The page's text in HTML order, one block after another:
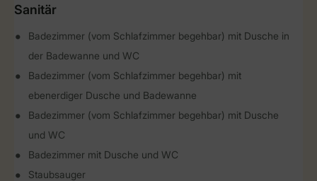
Sanitär
Badezimmer (vom Schlafzimmer begehbar) mit Dusche in
der Badewanne und WC
Badezimmer (vom Schlafzimmer begehbar) mit
ebenerdiger Dusche und Badewanne
Badezimmer (vom Schlafzimmer begehbar) mit Dusche
und WC
Badezimmer mit Dusche und WC
Staubsauger